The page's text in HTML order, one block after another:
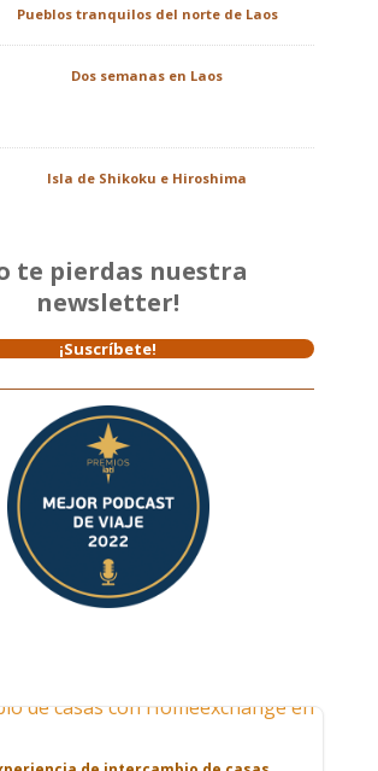
Pueblos tranquilos del norte de Laos
Dos semanas en Laos
Isla de Shikoku e Hiroshima
te pierdas nuestra
newsletter!
¡Suscríbete!